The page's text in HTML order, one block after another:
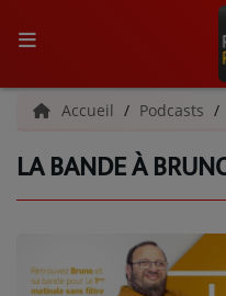
ACCUEIL
RADIO
L'ÉQUIPE
Accueil Podcasts
LA BANDE À